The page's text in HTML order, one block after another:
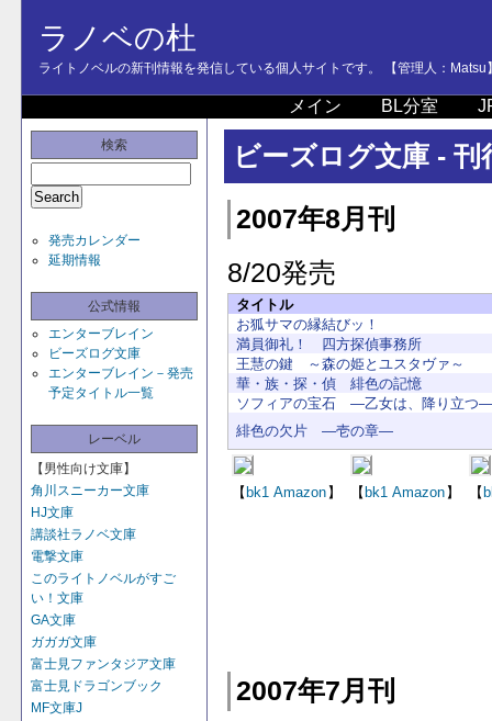
ラノベの杜
ライトノベルの新刊情報を発信している個人サイトです。 【管理人：Matsu
メイン BL分室
検索
発売カレンダー
延期情報
公式情報
エンターブレイン
ビーズログ文庫
エンターブレイン－発売
予定タイトル一覧
レーベル
【男性向け文庫】
角川スニーカー文庫
HJ文庫
講談社ラノベ文庫
電撃文庫
このライトノベルがすご
い！文庫
GA文庫
ガガガ文庫
富士見ファンタジア文庫
富士見ドラゴンブック
MF文庫J
ビーズログ文庫 - 刊
2007年8月刊
8/20発売
タイトル
お狐サマの縁結びッ！
満員御礼！ 四方探偵事務所
王慧の鍵 ～森の姫とユスタヴァ～
華・族・探・偵 緋色の記憶
ソフィアの宝石 ―乙女は、降り立つ―
緋色の欠片 ―壱の章―
【 bk1 Amazon 】 【 bk1 Amazon 】 【
2007年7月刊